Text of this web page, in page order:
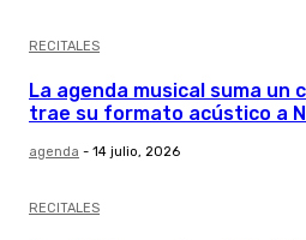
RECITALES
La agenda musical suma un
trae su formato acústico a
agenda - 14 julio, 2026
RECITALES